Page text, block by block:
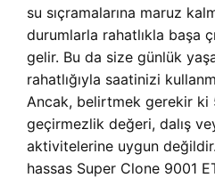
su sıçramalarına maruz
durumlarla rahatlıkla başa
gelir. Bu da size günlük
rahatlığıyla saatinizi
Ancak, belirtmek gerekir ki
geçirmezlik değeri, dalış
aktivitelerine uygun
hassas Super Clone 9001